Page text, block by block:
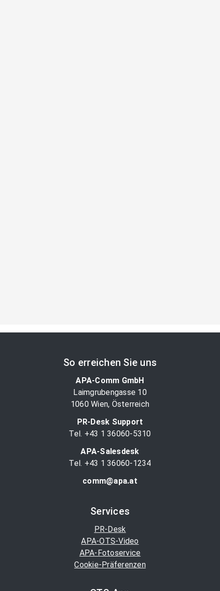
So erreichen Sie uns
APA-Comm GmbH
Laimgrubengasse 10
1060 Wien, Österreich
PR-Desk Support
Tel. +43 1 36060-5310
APA-Salesdesk
Tel. +43 1 36060-1234
comm@apa.at
Services
PR-Desk
APA-OTS-Video
APA-Fotoservice
Cookie-Präferenzen